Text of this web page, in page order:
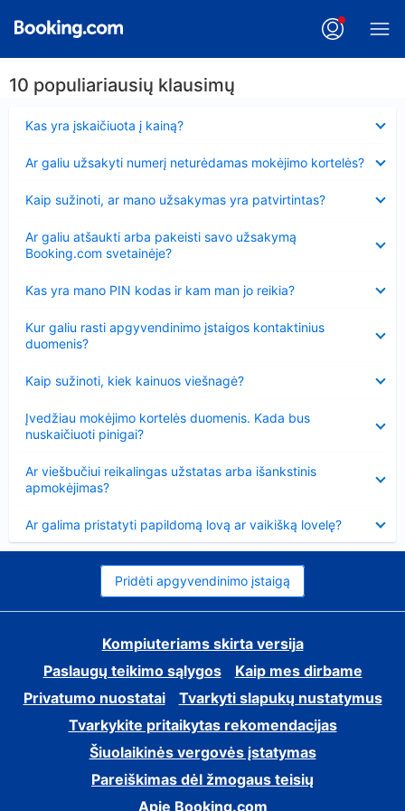
10 populiariausių klausimų
Kas yra įskaičiuota į kainą?
Ar galiu užsakyti numerį neturėdamas mokėjimo kortelės?
Kaip sužinoti, ar mano užsakymas yra patvirtintas?
Ar galiu atšaukti arba pakeisti savo užsakymą
Booking.com svetainėje?
Kas yra mano PIN kodas ir kam man jo reikia?
Kur galiu rasti apgyvendinimo įstaigos kontaktinius
duomenis?
Kaip sužinoti, kiek kainuos viešnagė?
Įvedžiau mokėjimo kortelės duomenis. Kada bus
nuskaičiuoti pinigai?
Ar viešbučiui reikalingas užstatas arba išankstinis
apmokėjimas?
Ar galima pristatyti papildomą lovą ar vaikišką lovelę?
Pridėti apgyvendinimo įstaigą
Kompiuteriams skirta versija
Paslaugų teikimo sąlygos
Kaip mes dirbame
Privatumo nuostatai
Tvarkyti slapukų nustatymus
Tvarkykite pritaikytas rekomendacijas
Šiuolaikinės vergovės įstatymas
Pareiškimas dėl žmogaus teisių
Apie Booking.com